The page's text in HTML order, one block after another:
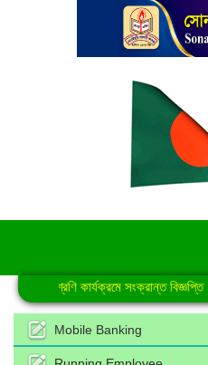
নিয়মিত শ্রেণি কার্যক্রমে সংক্রান্ত বিজ্ঞপ্তি||
Mobile Banking